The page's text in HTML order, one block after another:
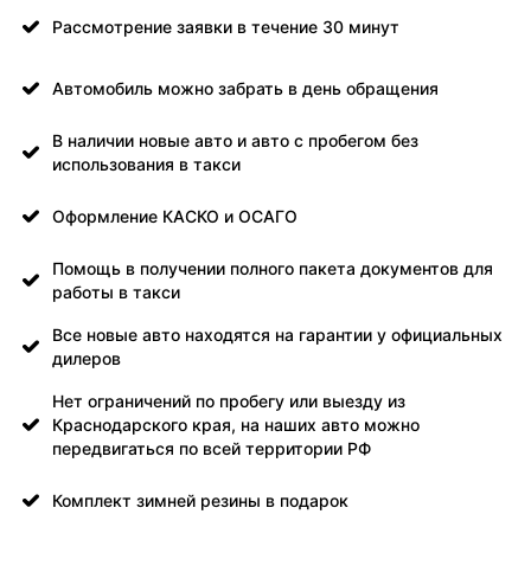
Рассмотрение заявки в течение 30 минут
Автомобиль можно забрать в день обращения
В наличии новые авто и авто с пробегом без
использования в такси
Оформление КАСКО и ОСАГО
Помощь в получении полного пакета документов для
работы в такси
Все новые авто находятся на гарантии у официальных
дилеров
Нет ограничений по пробегу или выезду из
Краснодарского края, на наших авто можно
передвигаться по всей территории РФ
Комплект зимней резины в подарок